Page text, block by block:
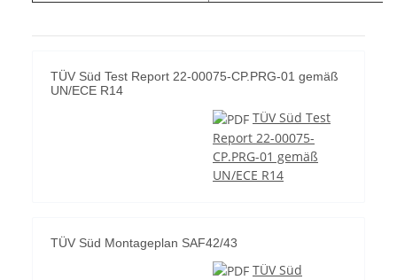
TÜV Süd Test Report 22-00075-CP.PRG-01 gemäß
UN/ECE R14
TÜV Süd Test
Report 22-00075-
CP.PRG-01 gemäß
UN/ECE R14
TÜV Süd Montageplan SAF42/43
TÜV Süd